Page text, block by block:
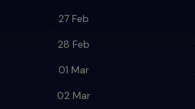
27 Feb
28 Feb
01 Mar
02 Mar